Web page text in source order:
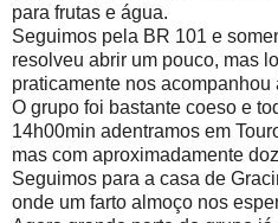
para frutas e água.
Seguimos pela BR 101 e
resolveu abrir um pouco, mas
praticamente nos acompanhou
O grupo foi bastante coeso e
14h00min adentramos em
mas com aproximadamente
Seguimos para a casa de
onde um farto almoço nos